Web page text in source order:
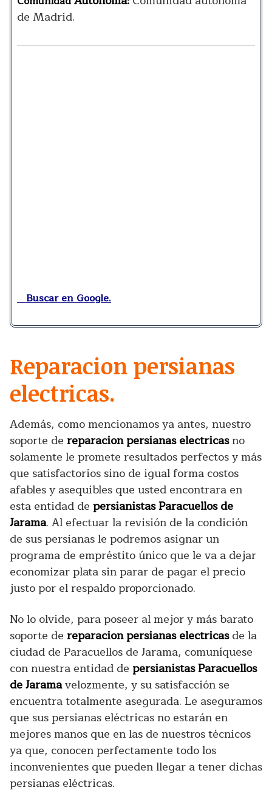
de Madrid.
Buscar en Google.
Reparacion persianas
electricas.
Además, como mencionamos ya antes, nuestro
soporte de reparacion persianas electricasno
solamente le promete resultados perfectos y más
que satisfactorios sino de igual forma costos
afables y asequibles que usted encontrara en
esta entidad de persianistas Paracuellos de
Jarama. Al efectuar la revisión de la condición
de sus persianas le podremos asignar un
programa de empréstito único que le va a dejar
economizar plata sin parar de pagar el precio
justo por el respaldo proporcionado.
No lo olvide, para poseer al mejor y más barato
soporte de reparacion persianas electricasde la
ciudad de Paracuellos de Jarama, comuníquese
con nuestra entidad de persianistas Paracuellos
de Jaramavelozmente, y su satisfacción se
encuentra totalmente asegurada. Le aseguramos
que sus persianas eléctricas no estarán en
mejores manos que en las de nuestros técnicos
ya que, conocen perfectamente todo los
inconvenientes que pueden llegar a tener dichas
persianas eléctricas.